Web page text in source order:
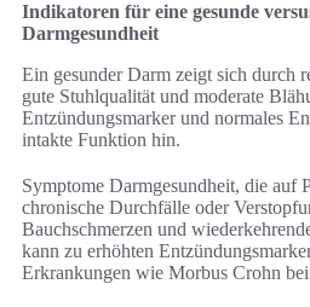
Indikatoren für eine gesunde
Darmgesundheit
Ein gesunder Darm zeigt sich durch
gute Stuhlqualität und moderate
Entzündungsmarker und normales
intakte Funktion hin.
Symptome Darmgesundheit, die auf
chronische Durchfälle oder
Bauchschmerzen und
kann zu erhöhten
Erkrankungen wie Morbus Crohn